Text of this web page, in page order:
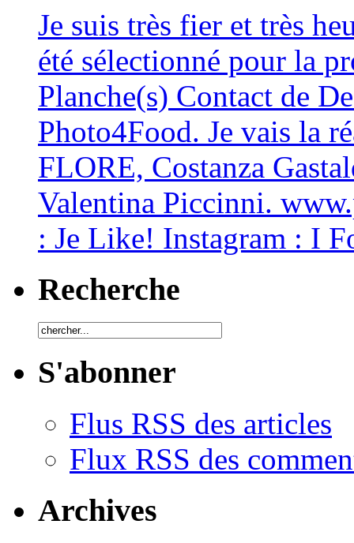
Je suis très fier et très
été sélectionné pour la
Planche(s) Contact de
Photo4Food. Je vais la
FLORE, Costanza
Valentina Piccinni.
: Je Like! Instagram : I
Recherche
S'abonner
Flus RSS des articles
Flux RSS des
Archives